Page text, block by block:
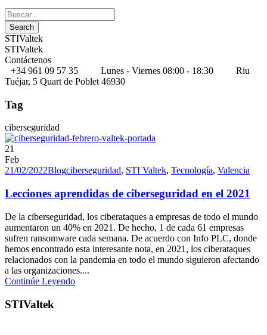
STIValtek
STIValtek
Contáctenos
+34 961 09 57 35
Lunes - Viernes 08:00 - 18:30
Riu
Tuéjar, 5 Quart de Poblet 46930
Tag
ciberseguridad
21
Feb
21/02/2022Blogciberseguridad, STI Valtek, Tecnología, Valencia
Lecciones aprendidas de ciberseguridad en el 2021
De la ciberseguridad, los ciberataques a empresas de todo el mundo
aumentaron un 40% en 2021. De hecho, 1 de cada 61 empresas
sufren ransomware cada semana. De acuerdo con Info PLC, donde
hemos encontrado esta interesante nota, en 2021, los ciberataques
relacionados con la pandemia en todo el mundo siguieron afectando
a las organizaciones....
Continúe Leyendo
STIValtek